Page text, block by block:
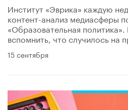
Институт «Эврика» каждую
контент-анализ медиасферы
«Образовательная
вспомнить, что случилось на
15 сентября